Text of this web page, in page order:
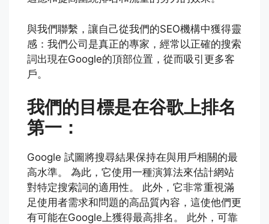
與我們聯繫，讓自己從我們的SEO機構中獲得靈
感：我們公司是真正的專家，經常以正確的搜索
詞出現在Google的頂部位置，從而吸引更多客
戶。
我們的目標是在谷歌上排名
第一：
Google 試圖將搜尋結果保持在與用戶相關的最
高水準。 為此，它使用一種演算法來估計網站
對特定搜索詞的適用性。 此外，它非常重視滿
足使用者需求和問題的高品質內容，這使他們更
有可能在Google上獲得最高排名。 此外，可靠